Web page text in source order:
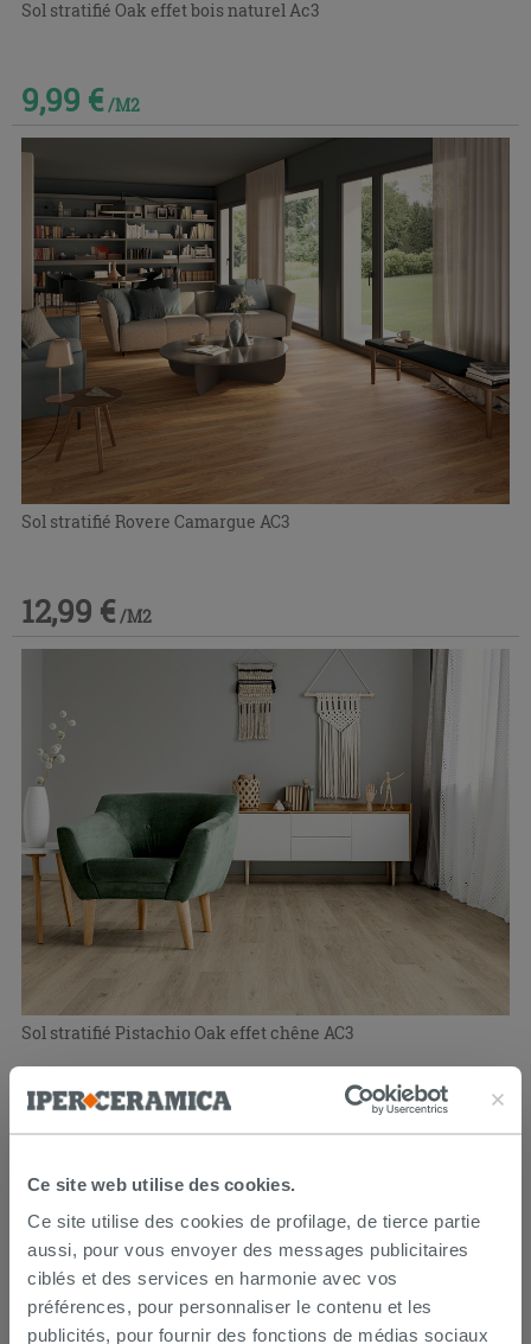
Ce site web utilise des cookies.
Ce site utilise des cookies de profilage, de tierce partie
aussi, pour vous envoyer des messages publicitaires
ciblés et des services en harmonie avec vos
préférences, pour personnaliser le contenu et les
publicités, pour fournir des fonctions de médias sociaux
Sol stratifié Oak effet bois naturel Ac3
9,99 € /M2
Sol stratifié Rovere Camargue AC3
12,99 € /M2
Sol stratifié Pistachio Oak effet chêne AC3
12,99 € /M2